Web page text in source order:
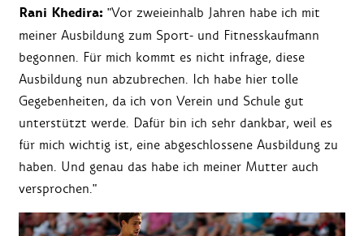
Rani Khedira: "Vor zweieinhalb Jahren habe ich mit
meiner Ausbildung zum Sport- und Fitnesskaufmann
begonnen. Für mich kommt es nicht infrage, diese
Ausbildung nun abzubrechen. Ich habe hier tolle
Gegebenheiten, da ich von Verein und Schule gut
unterstützt werde. Dafür bin ich sehr dankbar, weil es
für mich wichtig ist, eine abgeschlossene Ausbildung zu
haben. Und genau das habe ich meiner Mutter auch
versprochen."